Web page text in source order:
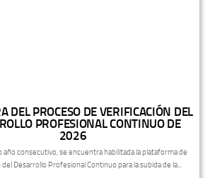
DEL PROCESO DE VERIFICACIÓN DEL
PROFESIONAL CONTINUO DE
2026
año consecutivo, se encuentra habilitada la plataforma de
Desarrollo Profesional Continuo para la subida de la...